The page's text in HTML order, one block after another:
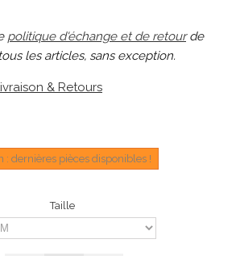
politique d'échange et de retourde
les articles, sans exception.
& Retours
: dernières pièces disponibles !
Taille